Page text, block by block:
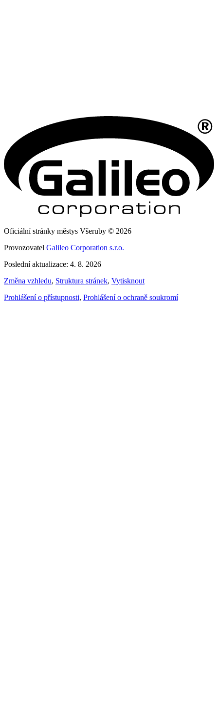
Oficiální stránky městys Všeruby © 2026
Provozovatel Galileo Corporation s.r.o.
Poslední aktualizace: 4. 8. 2026
Změna vzhledu, Struktura stránek, Vytisknout
Prohlášení o přístupnosti, Prohlášení o ochraně soukromí